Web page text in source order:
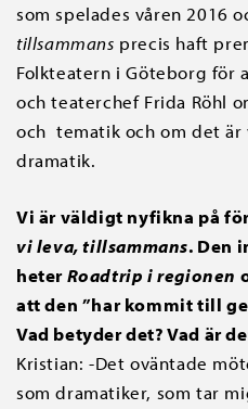
som spelades våren 2016
tillsammans precis haft
Folkteatern i Göteborg för
och teaterchef Frida Röhl
och tematik och om det
dramatik.
Vi är väldigt nyfikna på
vi leva, tillsammans. Den
heterRoadtrip i regionen
att den ”har kommit till
Vad betyder det? Vad är
Kristian: -Det oväntade
som dramatiker, som tar